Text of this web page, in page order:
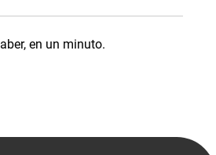
en un minuto.